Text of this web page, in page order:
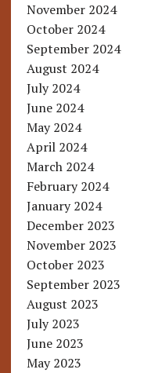
November 2024
October 2024
September 2024
August 2024
July 2024
June 2024
May 2024
April 2024
March 2024
February 2024
January 2024
December 2023
November 2023
October 2023
September 2023
August 2023
July 2023
June 2023
May 2023